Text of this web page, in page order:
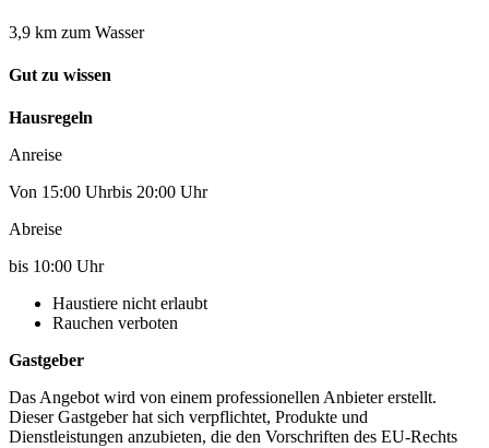
3,9 km zum Wasser
Gut zu wissen
Hausregeln
Anreise
Von 15:00 Uhrbis 20:00 Uhr
Abreise
bis 10:00 Uhr
Haustiere nicht erlaubt
Rauchen verboten
Gastgeber
Das Angebot wird von einem professionellen Anbieter erstellt.
Dieser Gastgeber hat sich verpflichtet, Produkte und
Dienstleistungen anzubieten, die den Vorschriften des EU-Rechts